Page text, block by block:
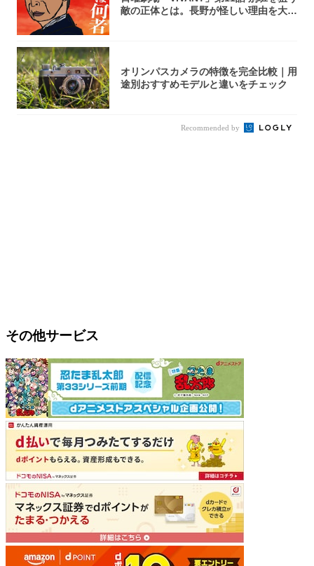
敵の正体とは。長野が怪しい理由を大
オリンパスカメラの特徴を完全比較｜用
途別おすすめモデルと違いをチェック
Recommended by
その他サービス